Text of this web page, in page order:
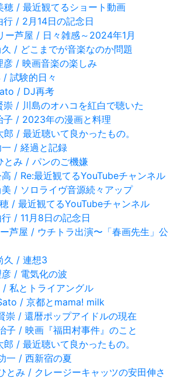
/ 最近観てるショート動画
/ 2月14日の記念日
ー芦屋 / 日々雑感～2024年1月
/ どこまでが音楽なのか問題
/ 映画音楽の楽しみ
/ 試験的日々
/ DJ再考
/ 川島のオハコを紅白で聴いた
子 / 2023年の漫画と料理
/ 最近聴いて良かったもの。
/ 経過と記録
み / パンのご機嫌
/ Re:最近観てるYouTubeチャンネル
/ ソロライヴ音源続々アップ
/ 最近観てるYouTubeチャンネル
/ 11月8日の記念日
芦屋 / ウチトラ出演〜「春画先生」公
久 / 連想3
/ 電気化の波
/ 私とトライアングル
/ 京都とmama! milk
崇 / 還暦ポップアイドルの現在
/ 映画『福田村事件』のこと
/ 最近聴いて良かったもの。
一 / 西新宿の夏
み / クレージーキャッツの安田伸さ